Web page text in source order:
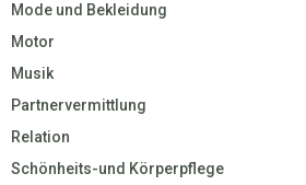
Mode und Bekleidung
Motor
Musik
Partnervermittlung
Relation
Schönheits-und Körperpflege